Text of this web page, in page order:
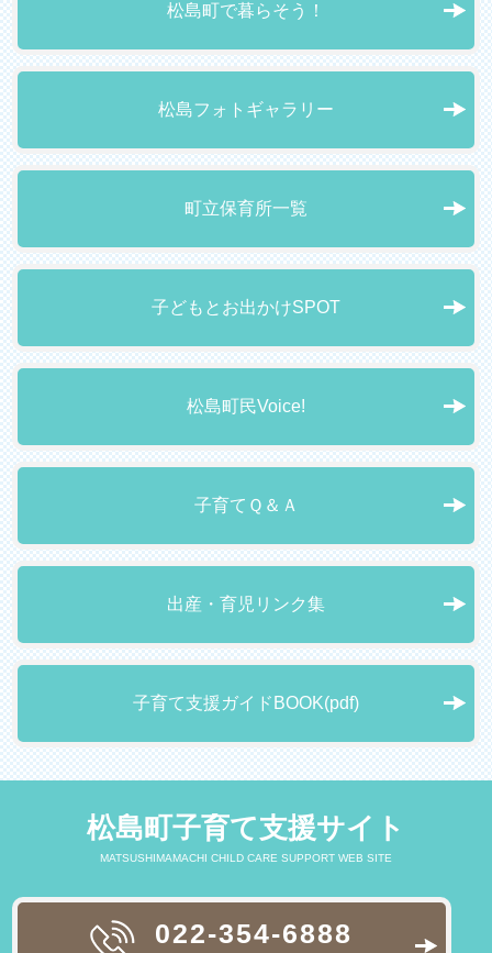
松島町で暮らそう！
松島フォトギャラリー
町立保育所一覧
子どもとお出かけSPOT
松島町民Voice!
子育てＱ＆Ａ
出産・育児リンク集
子育て支援ガイドBOOK(pdf)
松島町子育て支援サイト
MATSUSHIMAMACHI CHILD CARE SUPPORT WEB SITE
022-354-6888